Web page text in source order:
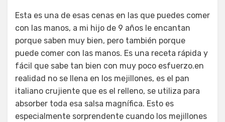
Esta es una de esas cenas en las que puedes comer
con las manos, a mi hijo de 9 años le encantan
porque saben muy bien, pero también porque
puede comer con las manos. Es una receta rápida y
fácil que sabe tan bien con muy poco esfuerzo.en
realidad no se llena en los mejillones, es el pan
italiano crujiente que es el relleno, se utiliza para
absorber toda esa salsa magnífica. Esto es
especialmente sorprendente cuando los mejillones